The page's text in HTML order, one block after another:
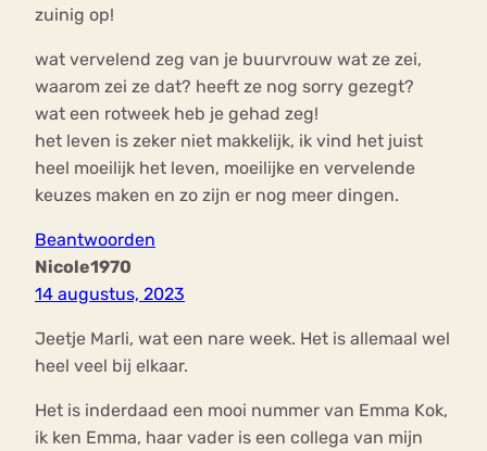
zuinig op!
wat vervelend zeg van je buurvrouw wat ze zei,
waarom zei ze dat? heeft ze nog sorry gezegt?
wat een rotweek heb je gehad zeg!
het leven is zeker niet makkelijk, ik vind het juist
heel moeilijk het leven, moeilijke en vervelende
keuzes maken en zo zijn er nog meer dingen.
Beantwoorden
Nicole1970
14 augustus, 2023
Jeetje Marli, wat een nare week. Het is allemaal wel
heel veel bij elkaar.
Het is inderdaad een mooi nummer van Emma Kok,
ik ken Emma, haar vader is een collega van mijn